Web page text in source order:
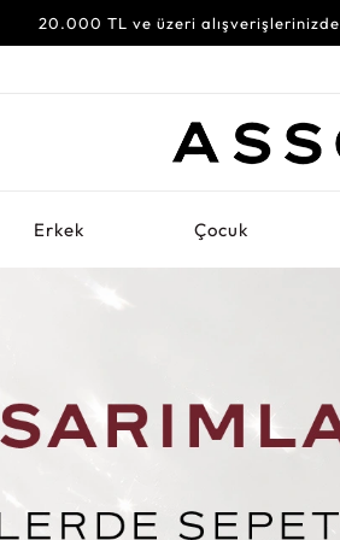
20.000 TL ve üzeri alışverişlerinizde
Erkek Çocuk